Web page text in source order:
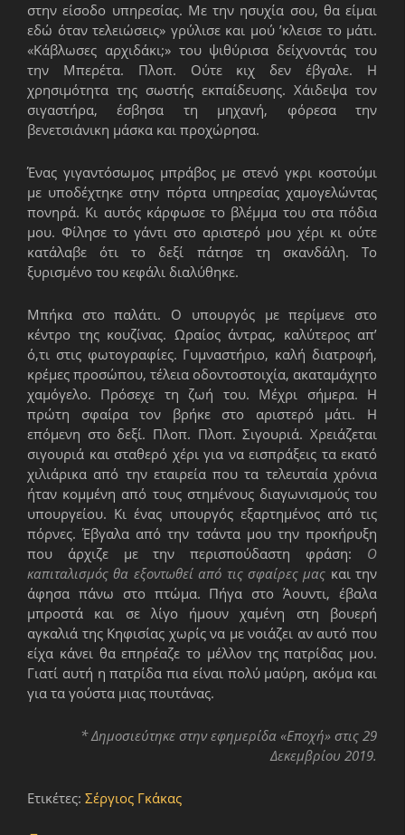
στην είσοδο υπηρεσίας. Με την ησυχία σου, θα είμαι
εδώ όταν τελειώσεις» γρύλισε και μού ’κλεισε το μάτι.
«Κάβλωσες αρχιδάκι;» του ψιθύρισα δείχνοντάς του
την Μπερέτα. Πλοπ. Ούτε κιχ δεν έβγαλε. Η
χρησιμότητα της σωστής εκπαίδευσης. Χάιδεψα τον
σιγαστήρα, έσβησα τη μηχανή, φόρεσα την
βενετσιάνικη μάσκα και προχώρησα.
Ένας γιγαντόσωμος μπράβος με στενό γκρι κοστούμι
με υποδέχτηκε στην πόρτα υπηρεσίας χαμογελώντας
πονηρά. Κι αυτός κάρφωσε το βλέμμα του στα πόδια
μου. Φίλησε το γάντι στο αριστερό μου χέρι κι ούτε
κατάλαβε ότι το δεξί πάτησε τη σκανδάλη. Το
ξυρισμένο του κεφάλι διαλύθηκε.
Μπήκα στο παλάτι. Ο υπουργός με περίμενε στο
κέντρο της κουζίνας. Ωραίος άντρας, καλύτερος απ’
ό,τι στις φωτογραφίες. Γυμναστήριο, καλή διατροφή,
κρέμες προσώπου, τέλεια οδοντοστοιχία, ακαταμάχητο
χαμόγελο. Πρόσεχε τη ζωή του. Μέχρι σήμερα. Η
πρώτη σφαίρα τον βρήκε στο αριστερό μάτι. Η
επόμενη στο δεξί. Πλοπ. Πλοπ. Σιγουριά. Χρειάζεται
σιγουριά και σταθερό χέρι για να εισπράξεις τα εκατό
χιλιάρικα από την εταιρεία που τα τελευταία χρόνια
ήταν κομμένη από τους στημένους διαγωνισμούς του
υπουργείου. Κι ένας υπουργός εξαρτημένος από τις
πόρνες. Έβγαλα από την τσάντα μου την προκήρυξη
που άρχιζε με την περισπούδαστη φράση: Ο
καπιταλισμός θα εξοντωθεί από τις σφαίρες μας και την
άφησα πάνω στο πτώμα. Πήγα στο Άουντι, έβαλα
μπροστά και σε λίγο ήμουν χαμένη στη βουερή
αγκαλιά της Κηφισίας χωρίς να με νοιάζει αν αυτό που
είχα κάνει θα επηρέαζε το μέλλον της πατρίδας μου.
Γιατί αυτή η πατρίδα πια είναι πολύ μαύρη, ακόμα και
για τα γούστα μιας πουτάνας.
* Δημοσιεύτηκε στην εφημερίδα «Εποχή» στις 29
Δεκεμβρίου 2019.
Ετικέτες: Σέργιος Γκάκας